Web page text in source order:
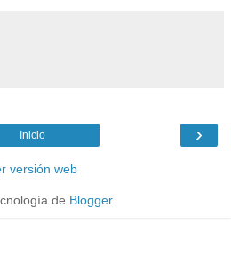
›
Inicio
versión web
de Blogger.